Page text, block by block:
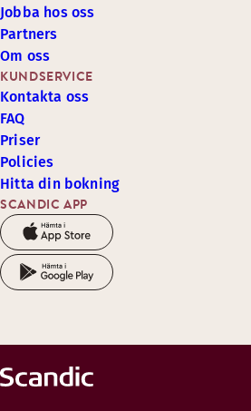
SCANDIC APP
KUNDSERVICE
Kontakta oss
FAQ
Priser
Policies
Hitta din bokning
Jobba hos oss
Partners
Om oss